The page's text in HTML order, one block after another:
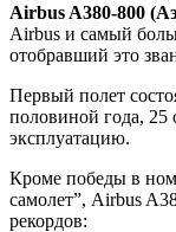
Airbus A380-800
Airbus и самый
отобравший это
Первый полет
половиной года, 25
эксплуатацию.
Кроме победы в
самолет”, Airbus
рекордов: